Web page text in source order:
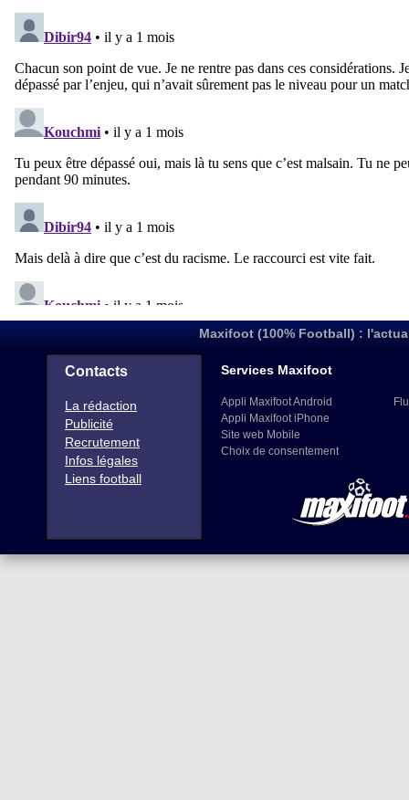
Maxifoot (100% Football) :
Contacts
La rédaction
Publicité
Recrutement
Infos légales
Liens football
Services Maxifoot
Appli Maxifoot Android
Appli Maxifoot iPhone
Site web Mobile
Choix de consentement